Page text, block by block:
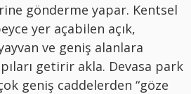
gönderme yapar. Kentsel
yer açabilen açık,
ve geniş alanlara
getirir akla. Devasa park
geniş caddelerden “göze